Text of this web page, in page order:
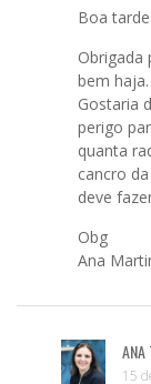
Boa
Obrigada
bem haja.
Gostaria
perigo
quanta
cancro
deve
Obg
Ana
ANA
15